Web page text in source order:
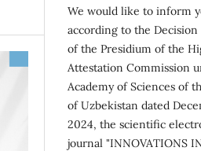
We would like to inform
according to the
of the Presidium of the
Attestation Commission
Academy of Sciences of
of Uzbekistan dated
2024, the scientific
journal "INNOVATIONS